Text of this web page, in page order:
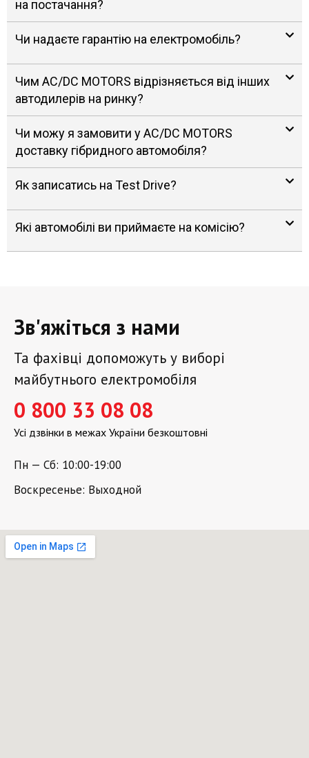
на постачання?
Чи надаєте гарантію на електромобіль?
Чим AC/DC MOTORS відрізняється від інших
автодилерів на ринку?
Чи можу я замовити у AC/DC MOTORS
доставку гібридного автомобіля?
Як записатись на Test Drive?
Які автомобілі ви приймаєте на комісію?
Зв'яжіться з нами
Та фахівці допоможуть у виборі
майбутнього електромобіля
0 800 33 08 08
Усі дзвінки в межах України безкоштовні
Пн — Сб: 10:00-19:00
Воскресенье: Выходной